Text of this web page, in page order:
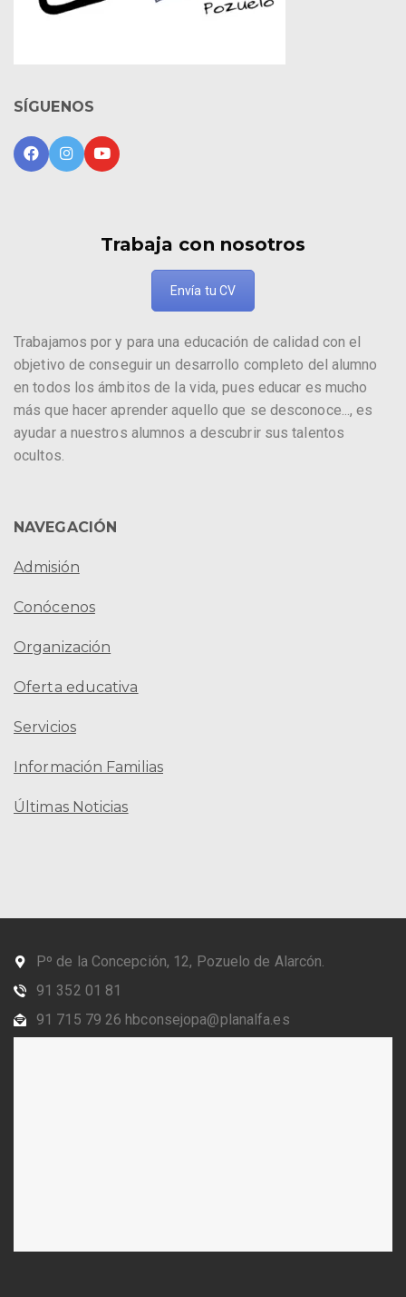
SÍGUENOS
Trabaja con nosotros
Envía tu CV
Trabajamos por y para una educación de calidad con el
objetivo de conseguir un desarrollo completo del alumno
en todos los ámbitos de la vida, pues educar es mucho
más que hacer aprender aquello que se desconoce..., es
ayudar a nuestros alumnos a descubrir sus talentos
ocultos.
NAVEGACIÓN
Admisión
Conócenos
Organización
Oferta educativa
Servicios
Información Familias
Últimas Noticias
Pº de la Concepción, 12, Pozuelo de Alarcón.
91 352 01 81
91 715 79 26 hbconsejopa@planalfa.es